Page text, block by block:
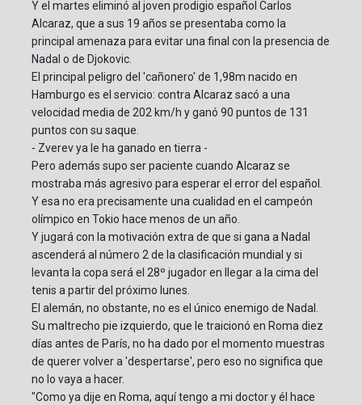
Y el martes eliminó al joven prodigio español Carlos
Alcaraz, que a sus 19 años se presentaba como la
principal amenaza para evitar una final con la presencia de
Nadal o de Djokovic.
El principal peligro del 'cañonero' de 1,98m nacido en
Hamburgo es el servicio: contra Alcaraz sacó a una
velocidad media de 202 km/h y ganó 90 puntos de 131
puntos con su saque.
- Zverev ya le ha ganado en tierra -
Pero además supo ser paciente cuando Alcaraz se
mostraba más agresivo para esperar el error del español.
Y esa no era precisamente una cualidad en el campeón
olímpico en Tokio hace menos de un año.
Y jugará con la motivación extra de que si gana a Nadal
ascenderá al número 2 de la clasificación mundial y si
levanta la copa será el 28º jugador en llegar a la cima del
tenis a partir del próximo lunes.
El alemán, no obstante, no es el único enemigo de Nadal.
Su maltrecho pie izquierdo, que le traicionó en Roma diez
días antes de París, no ha dado por el momento muestras
de querer volver a 'despertarse', pero eso no significa que
no lo vaya a hacer.
"Como ya dije en Roma, aquí tengo a mi doctor y él hace